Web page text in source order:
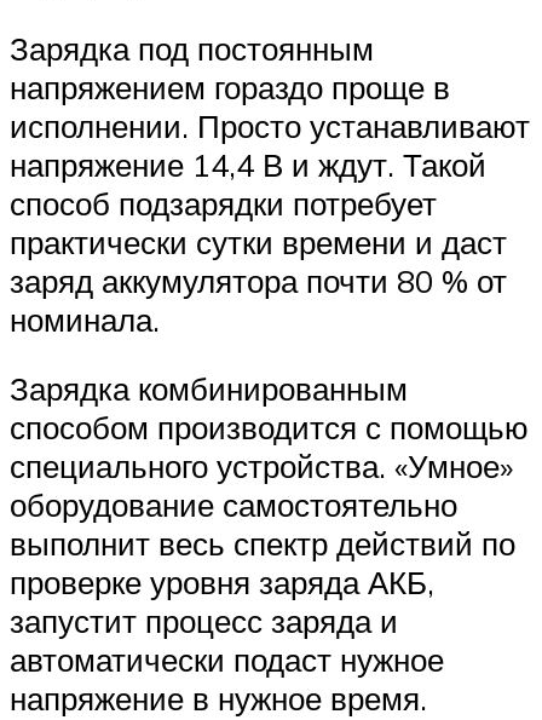
Зарядка под постоянным
напряжением гораздо проще в
исполнении. Просто устанавливают
напряжение 14,4 В и ждут. Такой
способ подзарядки потребует
практически сутки времени и даст
заряд аккумулятора почти 80 % от
номинала.
Зарядка комбинированным
способом производится с помощью
специального устройства. «Умное»
оборудование самостоятельно
выполнит весь спектр действий по
проверке уровня заряда АКБ,
запустит процесс заряда и
автоматически подаст нужное
напряжение в нужное время.